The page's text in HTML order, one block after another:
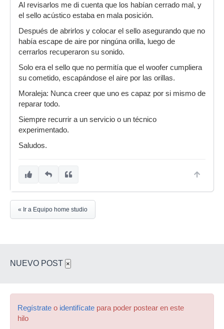
Al revisarlos me di cuenta que los habían cerrado mal, y
el sello acústico estaba en mala posición.
Después de abrirlos y colocar el sello asegurando que no
había escape de aire por ningúna orilla, luego de
cerrarlos recuperaron su sonido.
Solo era el sello que no permitía que el woofer cumpliera
su cometido, escapándose el aire por las orillas.
Moraleja: Nunca creer que uno es capaz por si mismo de
reparar todo.
Siempre recurrir a un servicio o un técnico
experimentado.
Saludos.
« Ir a Equipo home studio
NUEVO POST ×
Regístrate o identifícate para poder postear en este
hilo